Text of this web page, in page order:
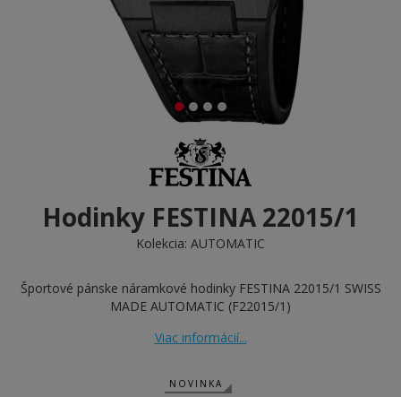
Hodinky FESTINA 22015/1
Kolekcia: AUTOMATIC
Športové pánske náramkové hodinky FESTINA 22015/1 SWISS
MADE AUTOMATIC (F22015/1)
Viac informácií...
NOVINKA